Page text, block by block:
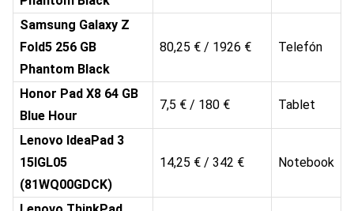
Samsung Galaxy Z
Fold5 256 GB
Phantom Black
80,25 € / 1926 € Telefón
Honor Pad X8 64 GB
Blue Hour
7,5 € / 180 € Tablet
Lenovo IdeaPad 3
15IGL05
(81WQ00GDCK)
14,25 € / 342 € Notebook